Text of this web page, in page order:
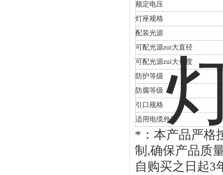
额定电压
灯座规格
配装光源
可配光源zui大直径
可配光源zui大长度
防护等级
防腐等级
引口规格
适用电缆外径
*：本产品严格
制,确保产品质
自购买之日起3